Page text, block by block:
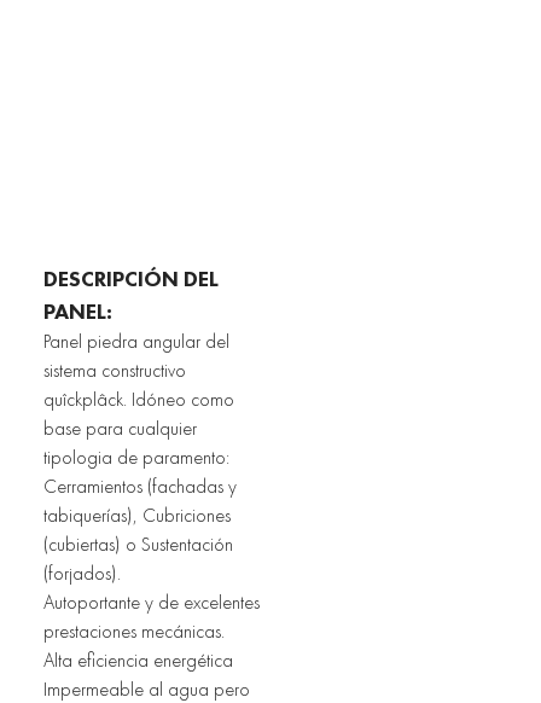
DESCRIPCIÓN DEL
PANEL:
Panel piedra angular del
sistema constructivo
quîckplâck. Idóneo como
base para cualquier
tipologia de paramento:
Cerramientos (fachadas y
tabiquerías), Cubriciones
(cubiertas) o Sustentación
(forjados).
Autoportante y de excelentes
prestaciones mecánicas.
Alta eficiencia energética
Impermeable al agua pero